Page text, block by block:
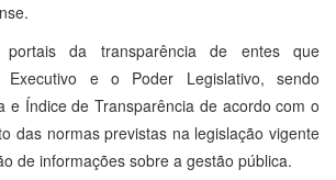
portais da transparência de entes que
e o Poder Legislativo, sendo
e Índice de Transparência de acordo com o
das normas previstas na legislação vigente
de informações sobre a gestão pública.